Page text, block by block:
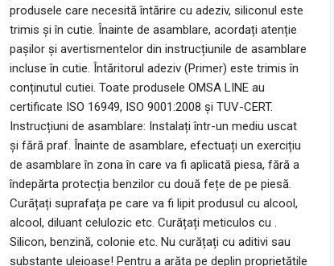
produsele care necesită întărire cu adeziv, siliconul este
trimis și în cutie. Înainte de asamblare, acordați atenție
pașilor și avertismentelor din instrucțiunile de asamblare
incluse în cutie. Întăritorul adeziv (Primer) este trimis în
conținutul cutiei. Toate produsele OMSA LINE au
certificate ISO 16949, ISO 9001:2008 și TUV-CERT.
Instrucțiuni de asamblare: Instalați într-un mediu uscat
și fără praf. Înainte de asamblare, efectuați un exercițiu
de asamblare în zona în care va fi aplicată piesa, fără a
îndepărta protecția benzilor cu două fețe de pe piesă.
Curățați suprafața pe care va fi lipit produsul cu alcool,
alcool, diluant celulozic etc. Curățați meticulos cu .
Silicon, benzină, colonie etc. Nu curățați cu aditivi sau
substanțe uleioase! Pentru a arăta pe deplin proprietățile